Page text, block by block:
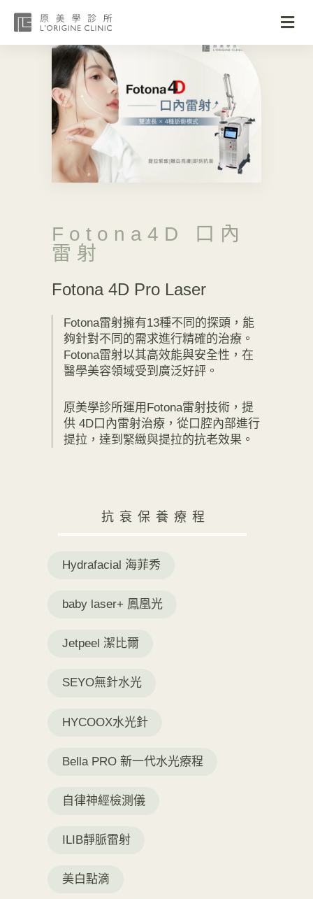
Fotona4D 口內
雷射
Fotona 4D Pro Laser
Fotona雷射擁有13種不同的探頭，能
夠針對不同的需求進行精確的治療。
Fotona雷射以其高效能與安全性，在
醫學美容領域受到廣泛好評。
原美學診所運用Fotona雷射技術，提
供 4D口內雷射治療，從口腔內部進行
提拉，達到緊緻與提拉的抗老效果。
抗衰保養療程
Hydrafacial 海菲秀
baby laser+ 鳳凰光
Jetpeel 潔比爾
SEYO無針水光
HYCOOX水光針
Bella PRO 新一代水光療程
自律神經檢測儀
ILIB靜脈雷射
美白點滴